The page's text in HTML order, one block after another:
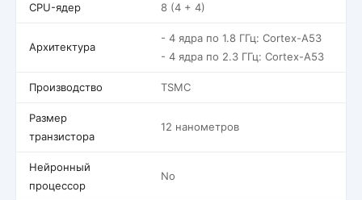
CPU-ядер 8 (4 + 4)
Архитектура
- 4 ядра по 1.8 ГГц: Cortex-A53
- 4 ядра по 2.3 ГГц: Cortex-A53
Производство TSMC
Размер
транзистора
12 нанометров
Нейронный
процессор
No